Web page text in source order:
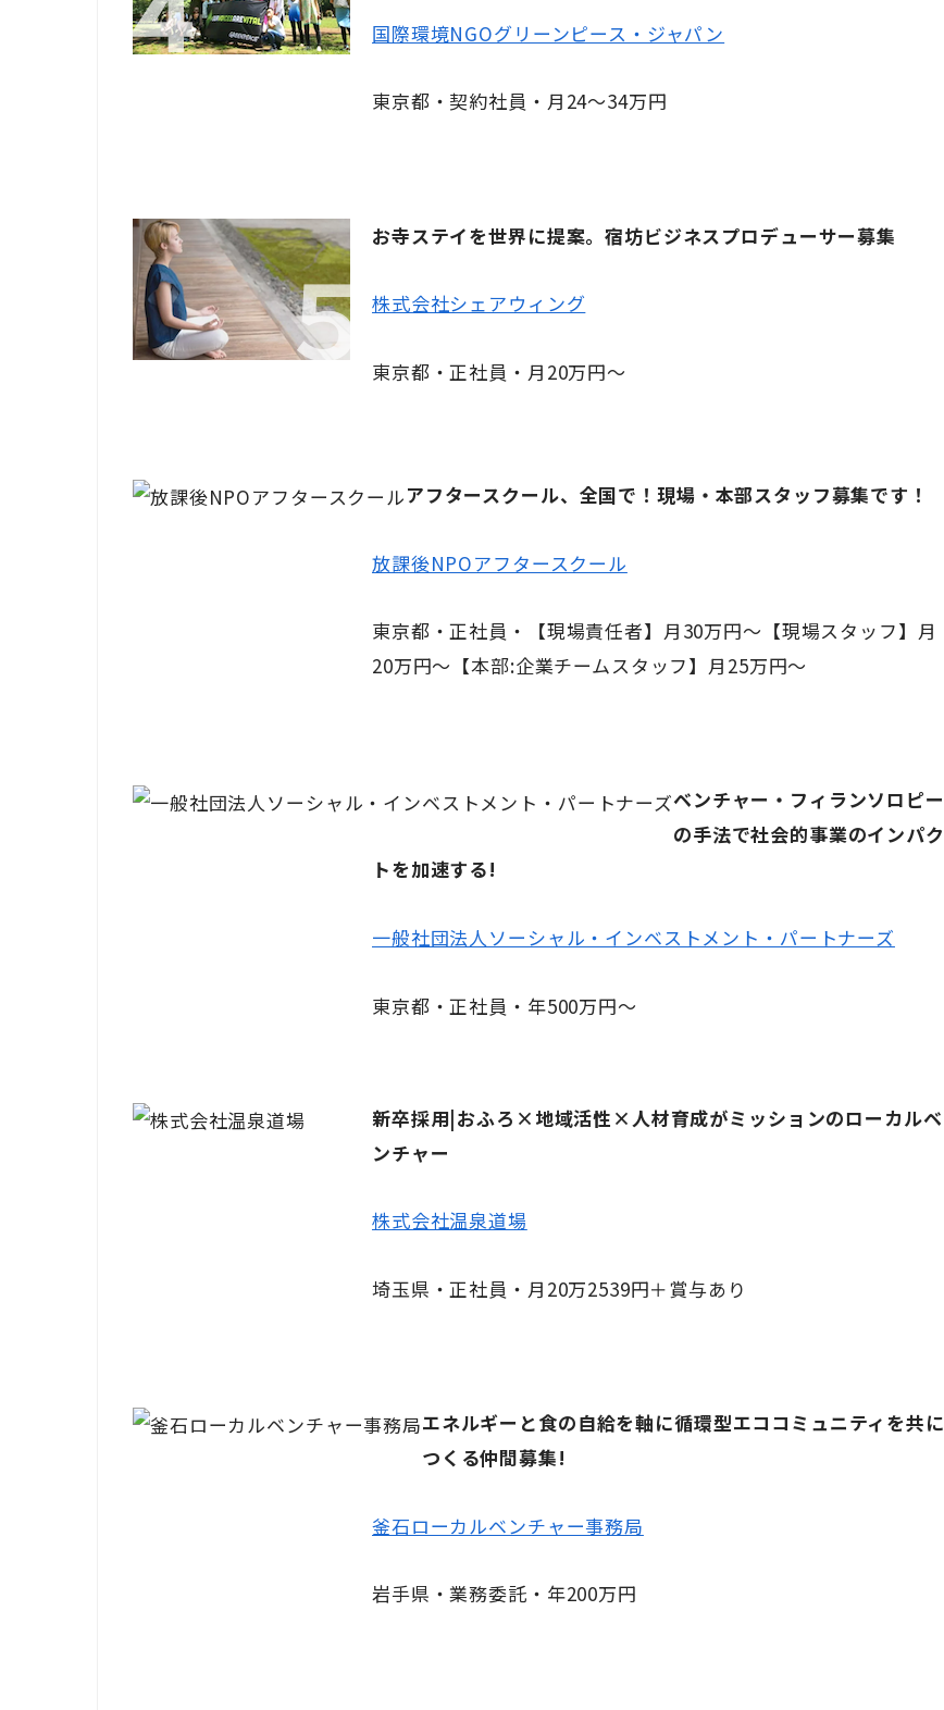
国際環境NGOグリーンピース・ジャパン
東京都・契約社員・月24〜34万円
お寺ステイを世界に提案。宿坊ビジネスプロデューサー募集
株式会社シェアウィング
東京都・正社員・月20万円～
アフタースクール、全国で！現場・本部スタッフ募集です！
放課後NPOアフタースクール
東京都・正社員・【現場責任者】月30万円～【現場スタッフ】月
20万円～【本部:企業チームスタッフ】月25万円～
ベンチャー・フィランソロピー
の手法で社会的事業のインパク
トを加速する!
一般社団法人ソーシャル・インベストメント・パートナーズ
東京都・正社員・年500万円〜
新卒採用|おふろ×地域活性×人材育成がミッションのローカルベ
ンチャー
株式会社温泉道場
埼玉県・正社員・月20万2539円＋賞与あり
エネルギーと食の自給を軸に循環型エココミュニティを共に
つくる仲間募集!
釜石ローカルベンチャー事務局
岩手県・業務委託・年200万円